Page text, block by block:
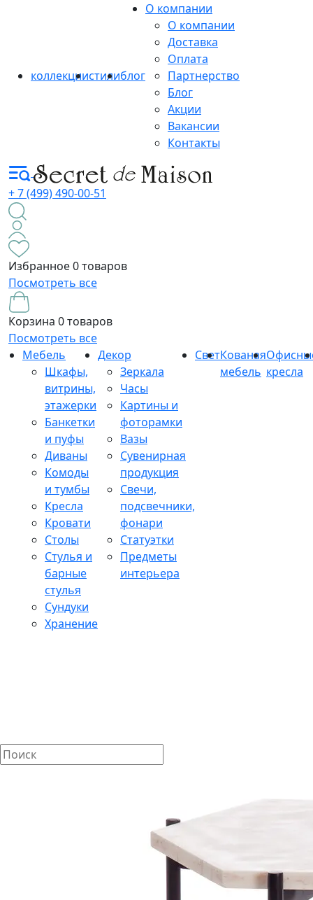
коллекциистилиблог
О компании
О компании
Доставка
Оплата
Партнерство
Блог
Акции
Вакансии
Контакты
+ 7 (499) 490-00-51
Избранное0 товаров
Посмотреть все
Корзина 0 товаров
Посмотреть все
Мебель
Шкафы,
витрины,
этажерки
Банкетки
и пуфы
Диваны
Комоды
и тумбы
Кресла
Кровати
Столы
Стулья и
барные
стулья
Сундуки
Хранение
Декор
Зеркала
Часы
Картины и
фоторамки
Вазы
Сувенирная
продукция
Свечи,
подсвечники,
фонари
Статуэтки
Предметы
интерьера
СветКованая
мебель кресла